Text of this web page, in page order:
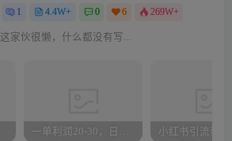
1 4.4W+ 0 6 269W+
这家伙很懒，什么都没有写...
一单利润20-30，日入四位数，空手套白狼，只要做就能赚，简单无套路